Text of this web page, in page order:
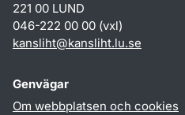
221 00 LUND
046-222 00 00 (vxl)
kansliht@kansliht.lu.se
Genvägar
Om webbplatsen och cookies